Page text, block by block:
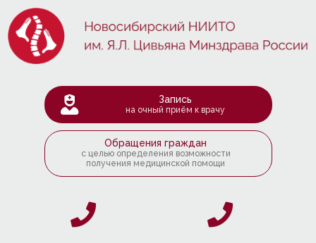
Запись
на очный приём к врачу
Обращения граждан
с целью определения возможности
получения медицинской помощи